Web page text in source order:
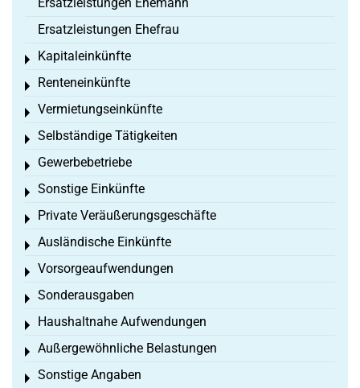
Ersatzleistungen Ehefrau
Kapitaleinkünfte
Toggle menu
Renteneinkünfte
Toggle menu
Vermietungseinkünfte
Toggle menu
Selbständige Tätigkeiten
Toggle menu
Gewerbebetriebe
Toggle menu
Sonstige Einkünfte
Toggle menu
Private Veräußerungsgeschäfte
Toggle menu
Ausländische Einkünfte
Toggle menu
Vorsorgeaufwendungen
Toggle menu
Sonderausgaben
Toggle menu
Haushaltnahe Aufwendungen
Toggle menu
Außergewöhnliche Belastungen
Toggle menu
Sonstige Angaben
Toggle menu